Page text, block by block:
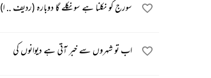
سورج کو نکلنا ہے سو نکلے گا دوبارہ (ردیف .. ا)
اب تو شہروں سے خبر آتی ہے دیوانوں کی